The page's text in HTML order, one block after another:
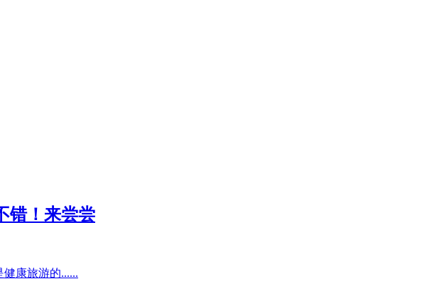
错！来尝尝
健康旅游的......